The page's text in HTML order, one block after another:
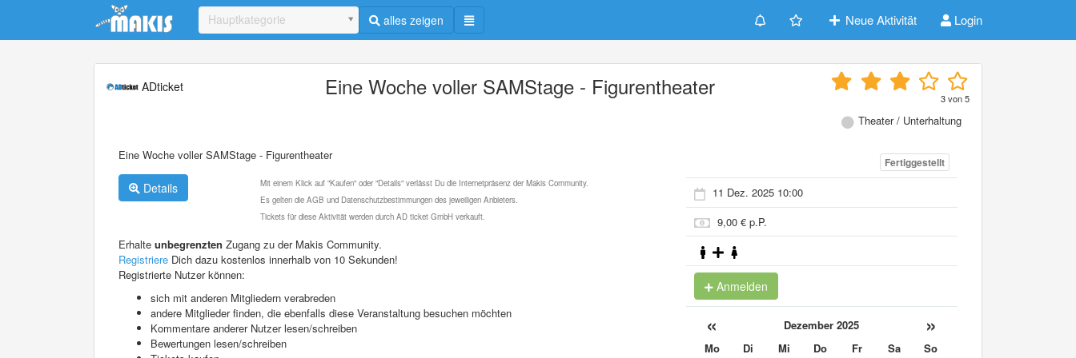
Update cookies preferences
Hauptkategorie alles zeigen Neue Aktivität Login
ADticket Eine Woche voller SAMStage - Figurentheater 3von5
Theater / Unterhaltung
Eine Woche voller SAMStage - Figurentheater
Details
Mit einem Klick auf "Kaufen" oder "Details" verlässt Du die Internetpräsenz der Makis Community.
Es gelten die AGB und Datenschutzbestimmungen des jeweiligen Anbieters.
Tickets für diese Aktivität werden durch AD ticket GmbH verkauft.
Erhalte unbegrenzten Zugang zu der Makis Community.
Registriere Dich dazu kostenlos innerhalb von 10 Sekunden!
Registrierte Nutzer können:
sich mit anderen Mitgliedern verabreden
andere Mitglieder finden, die ebenfalls diese Veranstaltung besuchen möchten
Kommentare anderer Nutzer lesen/schreiben
Bewertungen lesen/schreiben
Fertiggestellt
11 Dez. 2025 10:00
9,00 € p.P.
Anmelden
« Dezember 2025 »
Mo Di Mi Do Fr Sa
So